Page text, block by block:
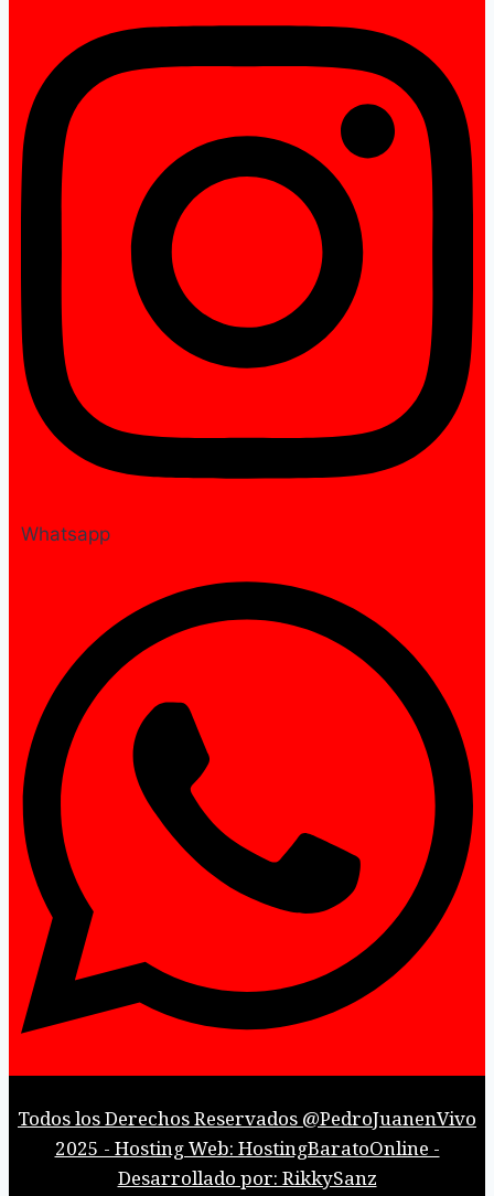
Whatsapp
Todos los Derechos Reservados @PedroJuanenVivo
2025 - Hosting Web: HostingBaratoOnline -
Desarrollado por: RikkySanz